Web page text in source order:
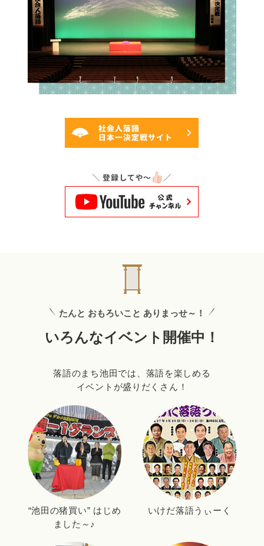
いろんなイベント開催中！
たんと おもろいこと ありまっせ～！
落語のまち池田では、落語を楽しめる
イベントが盛りだくさん！
“池田の猪買い” はじめ
ました～♪
いけだ落語うぃーく